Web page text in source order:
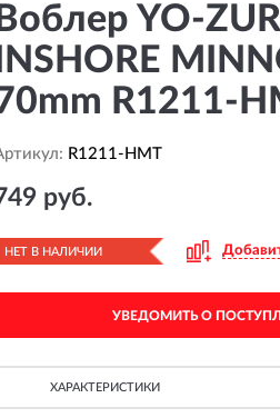
Воблер YO-
INSHORE
R1211-
R1211-HMT
руб.
НЕТ В НАЛИЧИИ
УВЕДОМИТЬ О
ХАРАКТЕРИСТИКИ